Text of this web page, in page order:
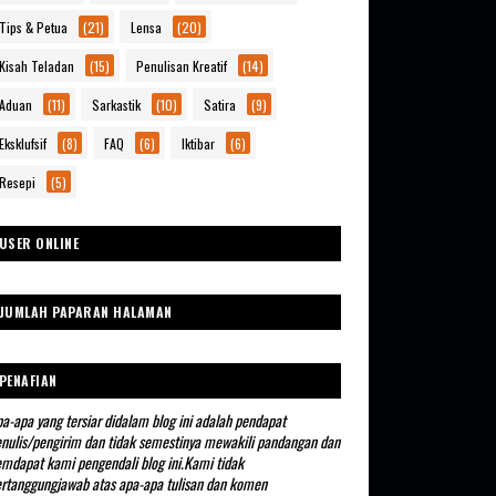
Tips & Petua (21) Lensa (20)
Kisah Teladan (15) Penulisan Kreatif (14)
Aduan (11) Sarkastik (10) Satira (9)
Eksklufsif (8) FAQ (6) Iktibar (6)
Resepi (5)
USER ONLINE
JUMLAH PAPARAN HALAMAN
PENAFIAN
apa yang tersiar didalam blog ini adalah pendapat
pengirim dan tidak semestinya mewakili pandangan dan
kami pengendali blog ini.Kami tidak
atas apa-apa tulisan dan komen